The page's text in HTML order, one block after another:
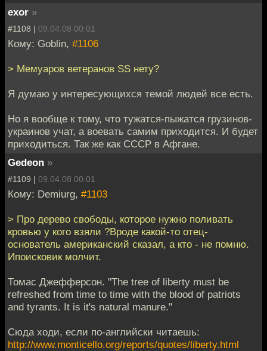
exor »
#1108 | 09.04.08 00:01
Кому: Goblin, #1106
> Мемуаров ветеранов SS нету?
Я думаю у интересующихся темой людей все есть.
Но я вообще к тому, что тужатся-пыжатся грузинов-
украинов учат, а воевать самим приходится. И будет
приходиться. Так же как СССР в Афгане.
Gedeon »
#1109 | 09.04.08 00:01
Кому: Demiurg, #1103
> Про дерево свободы, которое нужно поливать
кровью у кого взяли ?Вроде какой-то отец-
основатель американский сказал, а кто - не помню.
Ипоисковик молчит.
Томас Джефферсон. "The tree of liberty must be
refreshed from time to time with the blood of patriots
and tyrants. It is it's natural manure."
Сюда ходи, если по-английски читаешь:
http://www.monticello.org/reports/quotes/liberty.html